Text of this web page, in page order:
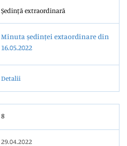
Ședință extraordinară
Minuta ședinței extaordinare din
16.05.2022
Detalii
8
29.04.2022